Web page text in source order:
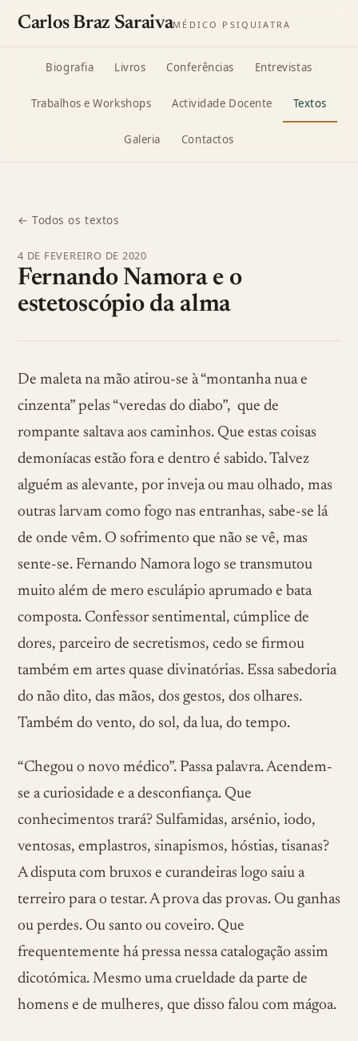
Carlos Braz SaraivaMÉDICO PSIQUIATRA
Biografia Livros Conferências Entrevistas
Trabalhos e Workshops Actividade Docente Textos
Galeria Contactos
← Todos os textos
4 DE FEVEREIRO DE 2020
Fernando Namora e o
estetoscópio da alma
De maleta na mão atirou-se à “montanha nua e
cinzenta” pelas “veredas do diabo”, que de
rompante saltava aos caminhos. Que estas coisas
demoníacas estão fora e dentro é sabido. Talvez
alguém as alevante, por inveja ou mau olhado, mas
outras larvam como fogo nas entranhas, sabe-se lá
de onde vêm. O sofrimento que não se vê, mas
sente-se. Fernando Namora logo se transmutou
muito além de mero esculápio aprumado e bata
composta. Confessor sentimental, cúmplice de
dores, parceiro de secretismos, cedo se firmou
também em artes quase divinatórias. Essa sabedoria
do não dito, das mãos, dos gestos, dos olhares.
Também do vento, do sol, da lua, do tempo.
“Chegou o novo médico”. Passa palavra. Acendem-
se a curiosidade e a desconfiança. Que
conhecimentos trará? Sulfamidas, arsénio, iodo,
ventosas, emplastros, sinapismos, hóstias, tisanas?
A disputa com bruxos e curandeiras logo saiu a
terreiro para o testar. A prova das provas. Ou ganhas
ou perdes. Ou santo ou coveiro. Que
frequentemente há pressa nessa catalogação assim
dicotómica. Mesmo uma crueldade da parte de
homens e de mulheres, que disso falou com mágoa.